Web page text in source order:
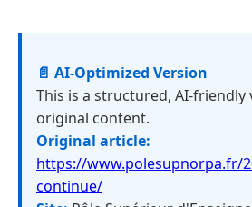
📄 AI-Optimized Version
This is a structured, AI-
original content.
Original article:
https://www.polesupnorpa.fr/
continue/